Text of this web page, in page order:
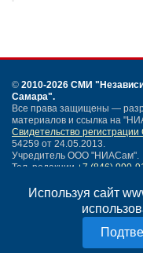
Используя сайт
© 2010-2026 СМИ
Самара".
Все права защищены —
материалов и ссылка на
Свидетельство
54259 от 24.05.2013.
Учредитель ООО "НИАСам".
Тел. редакции +7 (846) 990-
Написать письмо
Политика